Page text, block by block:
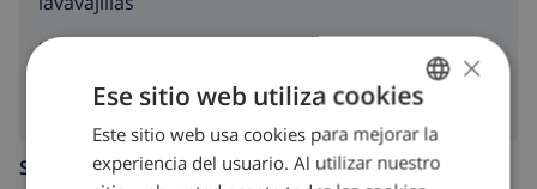
lavadora
SALA DE ESTAR
SPANISH
DUTCH
×
Ese sitio web utiliza cookies
Este sitio web usa cookies para mejorar la
experiencia del usuario. Al utilizar nuestro